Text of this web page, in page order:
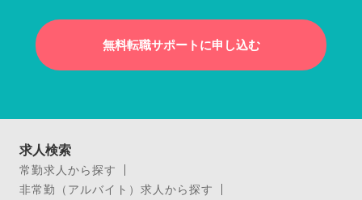
無料転職サポートに申し込む
求人検索
常勤求人から探す
非常勤（アルバイト）求人から探す